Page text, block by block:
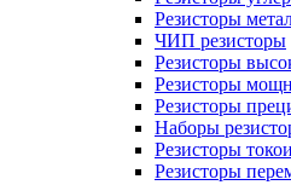
Резисторы
ЧИП резисторы
Резисторы
Резисторы
Резисторы
Наборы
Резисторы
Резисторы